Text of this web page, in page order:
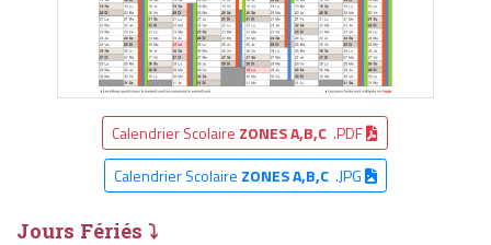
Calendrier Scolaire ZONES A,B,C .PDF
Calendrier Scolaire ZONES A,B,C.JPG
Jours Fériés ⤵